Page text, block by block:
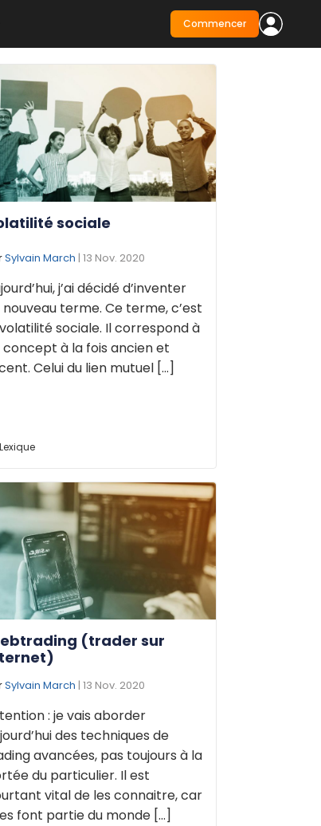
Commencer
sociale
Sylvain March | 13 Nov. 2020
j’ai décidé d’inventer
nouveau terme. Ce terme, c’est
sociale. Il correspond à
concept à la fois ancien et
Celui du lien mutuel [...]
Lexique
(trader sur
Sylvain March | 13 Nov. 2020
: je vais aborder
des techniques de
avancées, pas toujours à la
du particulier. Il est
vital de les connaitre, car
font partie du monde [...]